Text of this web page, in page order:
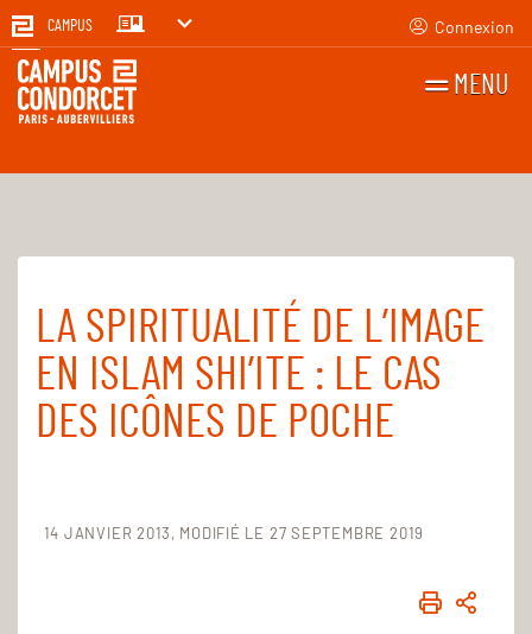
CAMPUS Connexion
MENU
Accueil Pour tous Ressources audiovisuelles
LA SPIRITUALITÉ DE L’IMAGE
EN ISLAM SHI’ITE : LE CAS
DES ICÔNES DE POCHE
14 JANVIER 2013 MODIFIÉ LE 27 SEPTEMBRE 2019